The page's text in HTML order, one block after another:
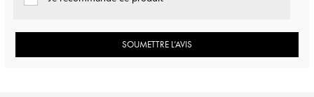
SOUMETTRE L’AVIS